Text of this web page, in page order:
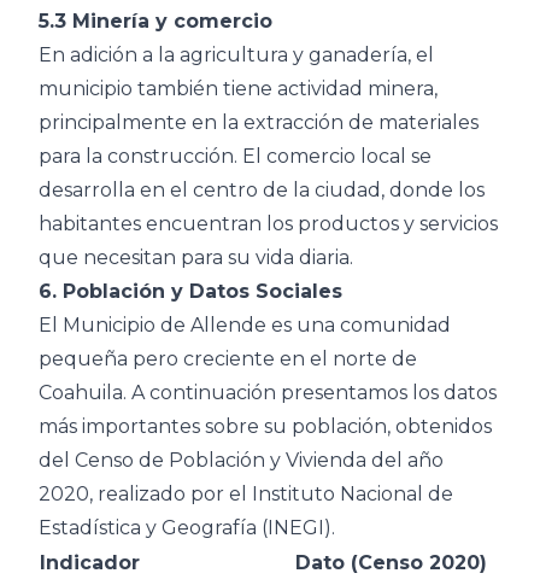
5.3 Minería y comercio
En adición a la agricultura y ganadería, el
municipio también tiene actividad minera,
principalmente en la extracción de materiales
para la construcción. El comercio local se
desarrolla en el centro de la ciudad, donde los
habitantes encuentran los productos y servicios
que necesitan para su vida diaria.
6. Población y Datos Sociales
El Municipio de Allende es una comunidad
pequeña pero creciente en el norte de
Coahuila. A continuación presentamos los datos
más importantes sobre su población, obtenidos
del Censo de Población y Vivienda del año
2020, realizado por el Instituto Nacional de
Estadística y Geografía (INEGI).
Indicador
Dato (Censo 2020)